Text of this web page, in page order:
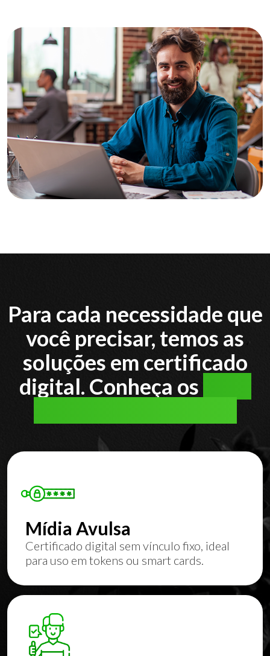
Para cada necessidade que
você precisar, temos as
soluções em certificado
digital. Conheça os
Mídia Avulsa
Certificado digital sem vínculo fixo, ideal
para uso em tokens ou smart cards.